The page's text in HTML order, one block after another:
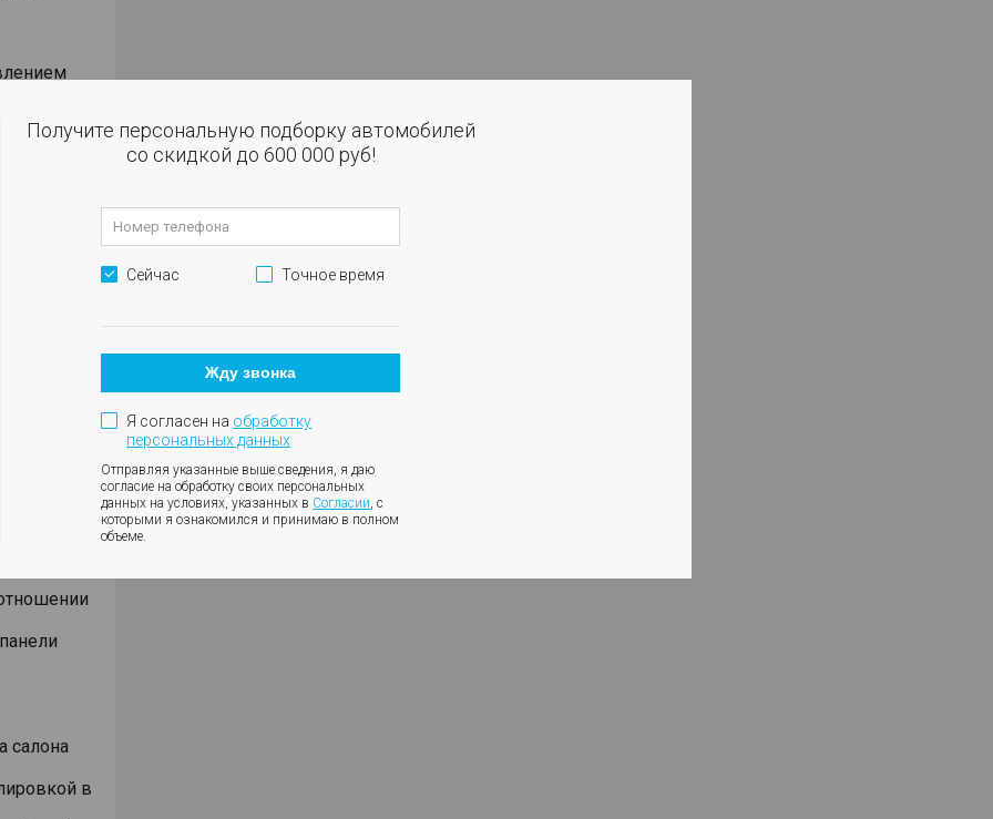
с
салона
в
Получите персональную подборку автомобилей
со скидкой до 600 000 руб!
Сейчас Точное время
Жду звонка
Я согласен на обработку
персональных данных
Отправляя указанные выше сведения, я даю
согласие на обработку своих персональных
данных на условиях, указанных в Согласии, с
которыми я ознакомился и принимаю в полном
объеме.